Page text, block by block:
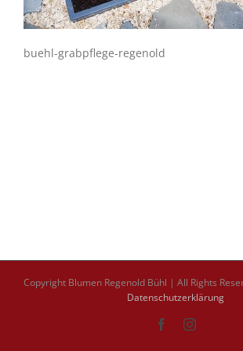
buehl-grabpflege-regenold
Copyright Blumen Regenold Bühl | All Rights
Datenschutzerklärung
FacebookInstagram